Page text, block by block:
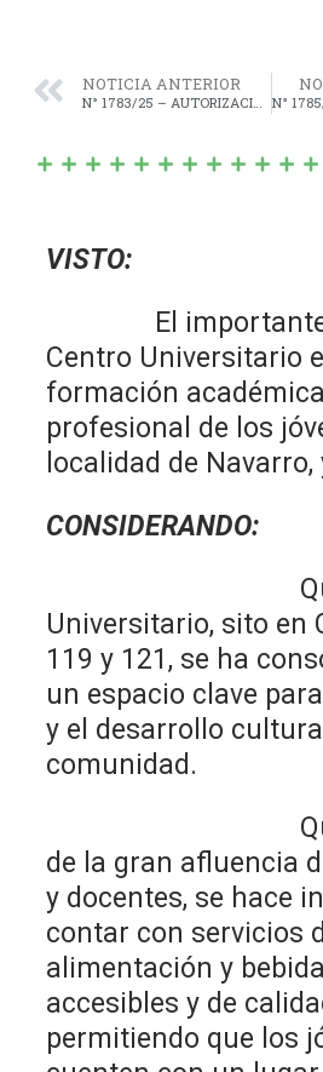
NOTICIA ANTERIOR
N° 1783/25 – AUTORIZACIÓN para llamar a Licitación Pública para otorgar en concesión la explotación de los servicios de bufete, restaurante y cafetería en el local ubicado en el Microestadio Abel Salvatto. –
VISTO:
El
Centro Universitario
formación
profesional de los
localidad de Navarro,
CONSIDERANDO:
Que el
Universitario, sito en
119 y 121, se ha
un espacio clave
y el desarrollo
comunidad.
Que, en
de la gran afluencia
y docentes, se hace
contar con servicios
alimentación y
accesibles y de
permitiendo que los